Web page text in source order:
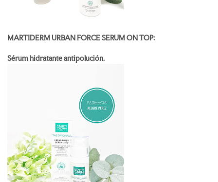
MARTIDERM URBAN FORCE SERUM ON TOP:
Sérum hidratante antipolución.